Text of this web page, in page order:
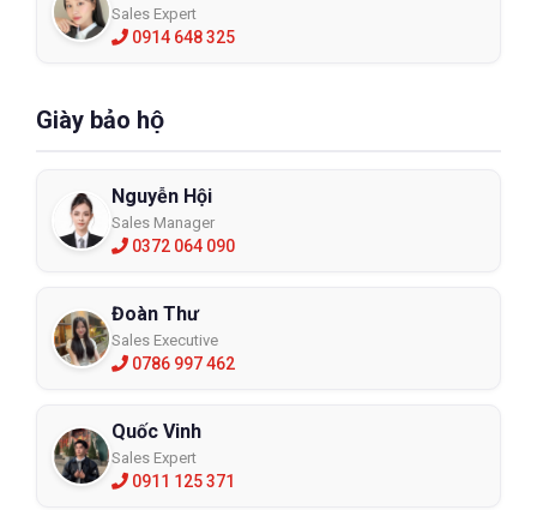
Sales Expert
0914 648 325
Giày bảo hộ
Nguyễn Hội
Sales Manager
0372 064 090
Đoàn Thư
Sales Executive
0786 997 462
Quốc Vinh
Sales Expert
0911 125 371